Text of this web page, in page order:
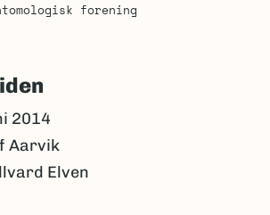
forening
2014
Aarvik
Elven